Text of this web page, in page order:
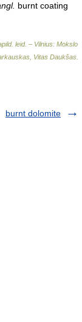
burnt coating
leid. – Vilnius: Mokslo
Vitas Daukšas
burnt dolomite